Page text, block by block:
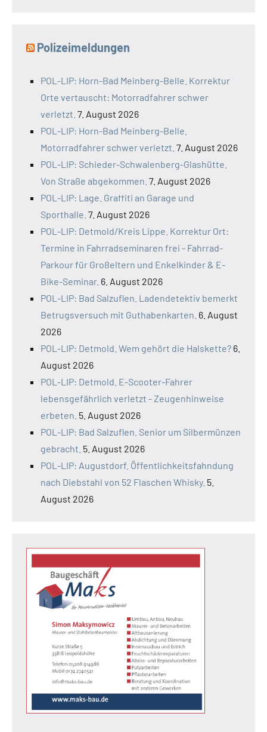
Polizeimeldungen
POL-LIP: Horn-Bad Meinberg-Belle. Korrektur
Orte vertauscht: Motorradfahrer schwer
verletzt. 7. August 2026
POL-LIP: Horn-Bad Meinberg-Belle.
Motorradfahrer schwer verletzt. 7. August 2026
POL-LIP: Schieder-Schwalenberg-Glashütte.
Von Straße abgekommen. 7. August 2026
POL-LIP: Lage. Graffiti an Garage und
Sporthalle. 7. August 2026
POL-LIP: Detmold/Kreis Lippe. Korrektur Ort:
Termine in Fahrradseminaren frei - Fahrrad-
Parkour für Großeltern und Enkelkinder & E-
Bike-Seminar. 6. August 2026
POL-LIP: Bad Salzuflen. Ladendetektiv bemerkt
Betrugsversuch mit Guthabenkarten. 6. August
2026
POL-LIP: Detmold. Wem gehört die Halskette? 6.
August 2026
POL-LIP: Detmold. E-Scooter-Fahrer
lebensgefährlich verletzt - Zeugenhinweise
erbeten. 5. August 2026
POL-LIP: Bad Salzuflen. Senior um Silbermünzen
gebracht. 5. August 2026
POL-LIP: Augustdorf. Öffentlichkeitsfahndung
nach Diebstahl von 52 Flaschen Whisky. 5.
August 2026